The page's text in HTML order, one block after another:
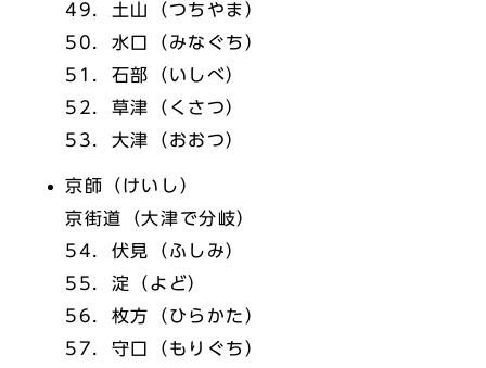
49．土山（つちやま）
50．水口（みなぐち）
51．石部（いしべ）
52．草津（くさつ）
53．大津（おおつ）
京師（けいし）
京街道（大津で分岐）
54．伏見（ふしみ）
55．淀（よど）
56．枚方（ひらかた）
57．守口（もりぐち）